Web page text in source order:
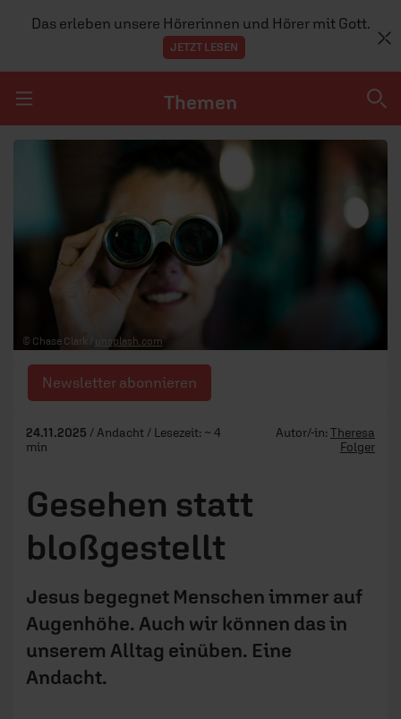
Das erleben unsere Hörerinnen und Hörer mit Gott.
JETZT LESEN
Navigation überspringen
Themen
GLAUBE
MENSCHEN
GESELLSCHAFT
TEAM
© Chase Clark / unsplash.com
Newsletter abonnieren
24.11.2025 / Andacht / Lesezeit: ~ 4
min
Autor/-in: Theresa
Folger
Gesehen statt
bloßgestellt
Jesus begegnet Menschen immer auf
Augenhöhe. Auch wir können das in
unserem Alltag einüben. Eine
Andacht.